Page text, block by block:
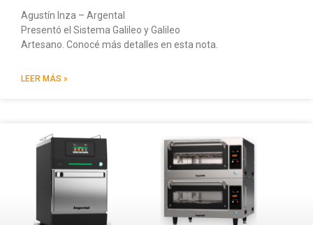
Agustín Inza – Argental
Presentó el Sistema Galileo y Galileo
Artesano. Conocé más detalles en esta nota.
LEER MÁS »